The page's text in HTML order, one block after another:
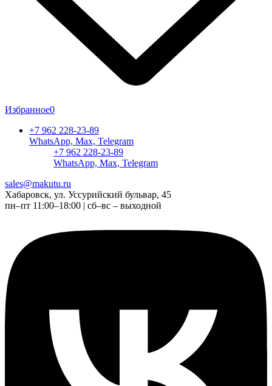
Избранное0
+7 962 228-23-89
WhatsApp, Max, Telegram
+7 962 228-23-89
WhatsApp, Max, Telegram
sales@makutu.ru
Хабаровск, ул. Уссурийский бульвар, 45
пн–пт 11:00–18:00 | сб–вс – выходной